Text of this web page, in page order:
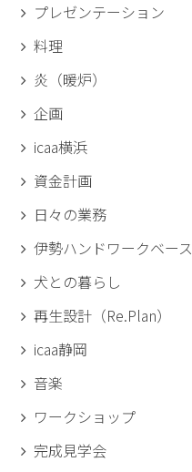
プレゼンテーション
料理
炎（暖炉）
企画
icaa横浜
資金計画
日々の業務
伊勢ハンドワークベース
犬との暮らし
再生設計（Re.Plan）
icaa静岡
音楽
ワークショップ
完成見学会